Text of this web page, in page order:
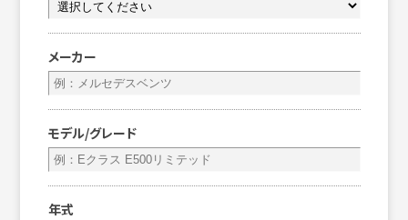
メーカー
モデル/グレード
年式